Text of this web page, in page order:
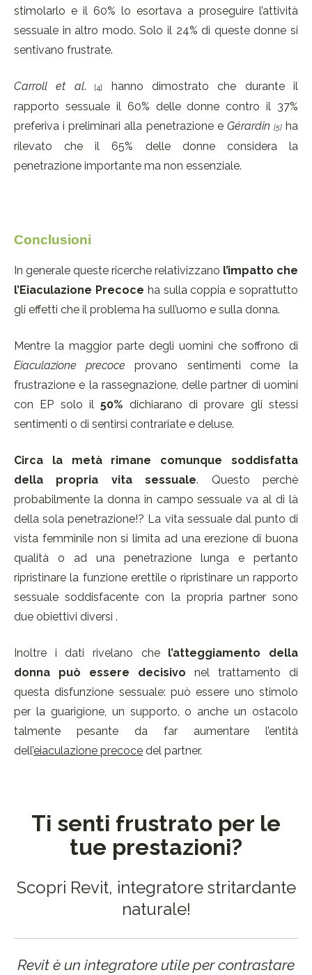
stimolarlo e il 60% lo esortava a proseguire l’attività
sessuale in altro modo. Solo il 24% di queste donne si
sentivano frustrate.
Carroll et al. [4]
hanno dimostrato che durante il
rapporto sessuale il 60% delle donne contro il 37%
preferiva i preliminari alla penetrazione e Gérardin [5]ha
rilevato che il 65% delle donne considera la
penetrazione importante ma non essenziale.
Conclusioni
In generale queste ricerche relativizzano l’impatto che
l’Eiaculazione Precoce ha sulla coppia e soprattutto
gli effetti che il problema ha sull’uomo e sulla donna.
Mentre la maggior parte degli uomini che soffrono di
Eiaculazione precoce provano sentimenti come la
frustrazione e la rassegnazione, delle partner di uomini
con EP solo il50% dichiarano di provare gli stessi
sentimenti o di sentirsi contrariate e deluse.
Circa la metà rimane comunque soddisfatta
della propria vita sessuale. Questo perchè
probabilmente la donna in campo sessuale va al di là
della sola penetrazione!? La vita sessuale dal punto di
vista femminile non si limita ad una erezione di buona
qualità o ad una penetrazione lunga e pertanto
ripristinare la funzione erettile o ripristinare un rapporto
sessuale soddisfacente con la propria partner sono
due obiettivi diversi .
Inoltre i dati rivelano che l’atteggiamento della
donna può essere decisivo nel trattamento di
questa disfunzione sessuale: può essere uno stimolo
per la guarigione, un supporto, o anche un ostacolo
talmente pesante da far aumentare l’entità
dell’eiaculazione precoce del partner.
Ti senti frustrato per le
tue prestazioni?
Scopri Revit, integratore stritardante
naturale!
Revit è un integratore utile per contrastare